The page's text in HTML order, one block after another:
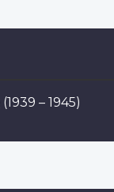
(1939 – 1945)